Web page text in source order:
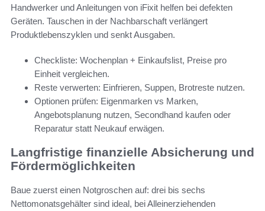
Handwerker und Anleitungen von iFixit helfen bei defekten
Geräten. Tauschen in der Nachbarschaft verlängert
Produktlebenszyklen und senkt Ausgaben.
Checkliste: Wochenplan + Einkaufslist, Preise pro
Einheit vergleichen.
Reste verwerten: Einfrieren, Suppen, Brotreste nutzen.
Optionen prüfen: Eigenmarken vs Marken,
Angebotsplanung nutzen, Secondhand kaufen oder
Reparatur statt Neukauf erwägen.
Langfristige finanzielle Absicherung und
Fördermöglichkeiten
Baue zuerst einen Notgroschen auf: drei bis sechs
Nettomonatsgehälter sind ideal, bei Alleinerziehenden